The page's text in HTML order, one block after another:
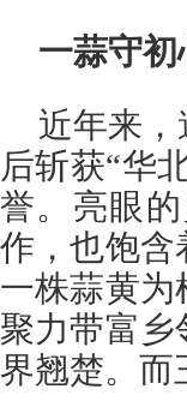
一蒜守
近年来
后斩获“华
誉。亮眼
作，也饱含
一株蒜黄为
聚力带富乡
界翘楚。而